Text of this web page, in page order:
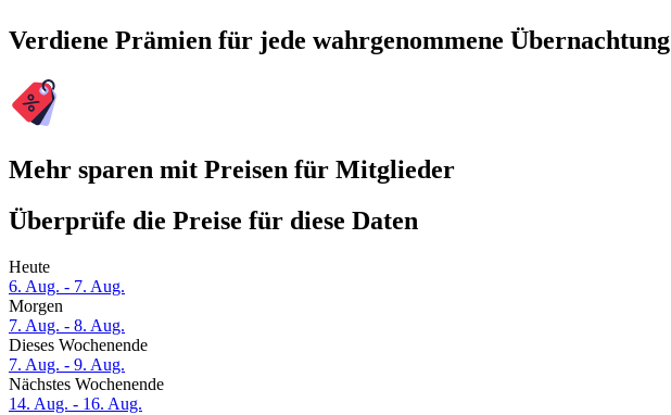
Verdiene Prämien für jede wahrgenommene Übernachtung
Mehr sparen mit Preisen für Mitglieder
Überprüfe die Preise für diese Daten
Heute
6. Aug. - 7. Aug.
Morgen
7. Aug. - 8. Aug.
Dieses Wochenende
7. Aug. - 9. Aug.
Nächstes Wochenende
14. Aug. - 16. Aug.